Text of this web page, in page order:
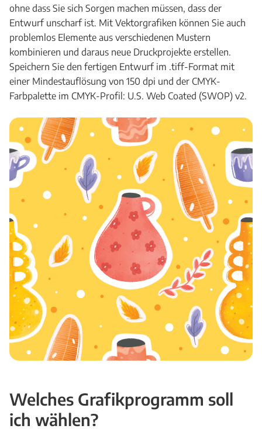
ohne dass Sie sich Sorgen machen müssen, dass der
Entwurf unscharf ist. Mit Vektorgrafiken können Sie auch
problemlos Elemente aus verschiedenen Mustern
kombinieren und daraus neue Druckprojekte erstellen.
Speichern Sie den fertigen Entwurf im .tiff-Format mit
einer Mindestauflösung von 150 dpi und der CMYK-
Farbpalette im CMYK-Profil: U.S. Web Coated (SWOP) v2.
Welches Grafikprogramm soll
ich wählen?